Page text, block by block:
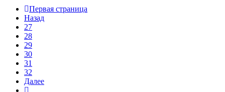
Первая страница
Назад
27
28
29
30
31
32
Далее